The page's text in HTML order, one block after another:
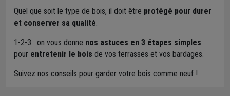
Quel que soit le type de bois, il doit être protégé pour durer
et conserver sa qualité.
1-2-3 : on vous donne nos astuces en 3 étapes simples
pour entretenir le bois de vos terrasses et vos bardages.
Suivez nos conseils pour garder votre bois comme neuf !